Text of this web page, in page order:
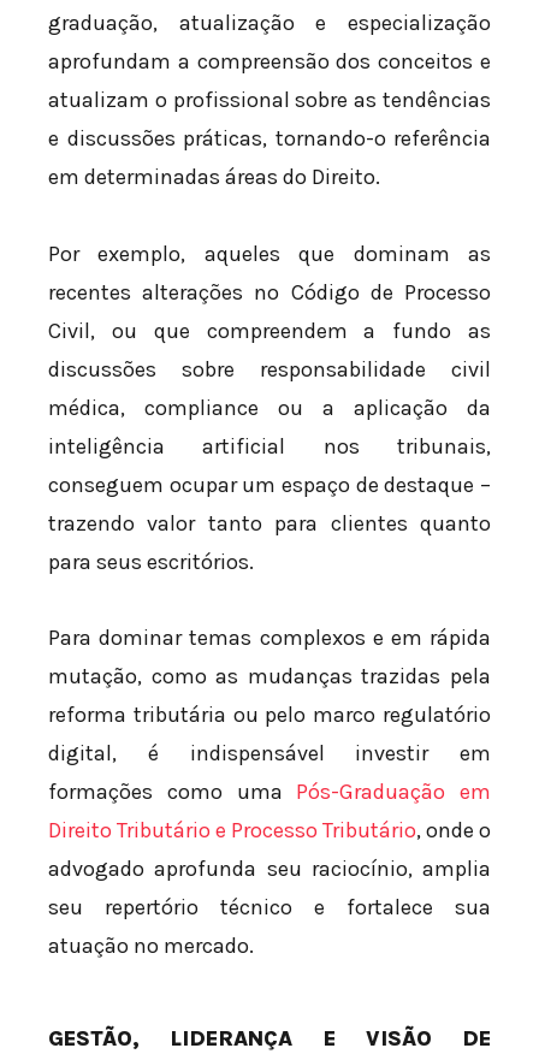
graduação, atualização e especialização
aprofundam a compreensão dos conceitos e
atualizam o profissional sobre as tendências
e discussões práticas, tornando-o referência
em determinadas áreas do Direito.
Por exemplo, aqueles que dominam as
recentes alterações no Código de Processo
Civil, ou que compreendem a fundo as
discussões sobre responsabilidade civil
médica, compliance ou a aplicação da
inteligência artificial nos tribunais,
conseguem ocupar um espaço de destaque –
trazendo valor tanto para clientes quanto
para seus escritórios.
Para dominar temas complexos e em rápida
mutação, como as mudanças trazidas pela
reforma tributária ou pelo marco regulatório
digital, é indispensável investir em
formações como uma Pós-Graduação em
Direito Tributário e Processo Tributário, onde o
advogado aprofunda seu raciocínio, amplia
seu repertório técnico e fortalece sua
atuação no mercado.
GESTÃO, LIDERANÇA E VISÃO DE